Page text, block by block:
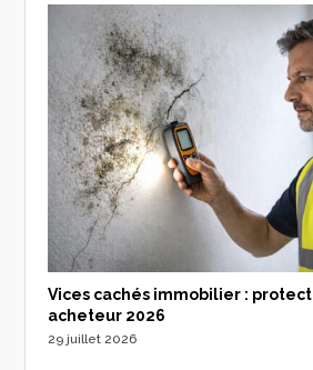
Vices cachés immobilier :
acheteur 2026
29 juillet 2026